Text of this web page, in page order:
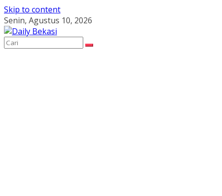
Skip to content
Senin, Agustus 10, 2026